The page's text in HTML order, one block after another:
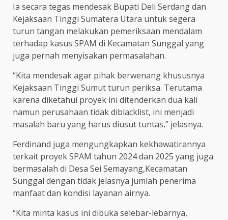
Ia secara tegas mendesak Bupati Deli Serdang dan
Kejaksaan Tinggi Sumatera Utara untuk segera
turun tangan melakukan pemeriksaan mendalam
terhadap kasus SPAM di Kecamatan Sunggal yang
juga pernah menyisakan permasalahan.
“Kita mendesak agar pihak berwenang khususnya
Kejaksaan Tinggi Sumut turun periksa. Terutama
karena diketahui proyek ini ditenderkan dua kali
namun perusahaan tidak diblacklist, ini menjadi
masalah baru yang harus diusut tuntas,” jelasnya.
Ferdinand juga mengungkapkan kekhawatirannya
terkait proyek SPAM tahun 2024 dan 2025 yang juga
bermasalah di Desa Sei Semayang,Kecamatan
Sunggal dengan tidak jelasnya jumlah penerima
manfaat dan kondisi layanan airnya.
“Kita minta kasus ini dibuka selebar-lebarnya,